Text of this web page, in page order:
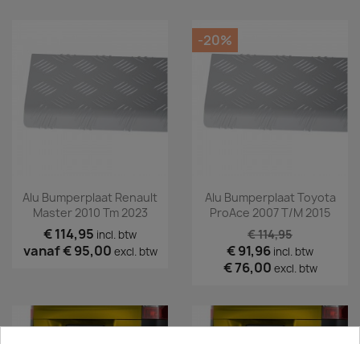
Alu Bumperplaat Renault
Master 2010 Tm 2023
€ 114,95 incl. btw
vanaf€ 95,00 excl. btw
Alu Bumperplaat Toyota
ProAce 2007 T/m 2015
€ 114,95
€ 91,96 incl. btw
€ 76,00 excl. btw
-20%